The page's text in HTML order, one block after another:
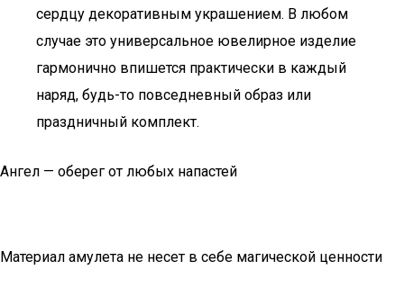
сердцу декоративным украшением. В любом
случае это универсальное ювелирное изделие
гармонично впишется практически в каждый
наряд, будь-то повседневный образ или
праздничный комплект.
Ангел — оберег от любых напастей
Материал амулета не несет в себе магической ценности